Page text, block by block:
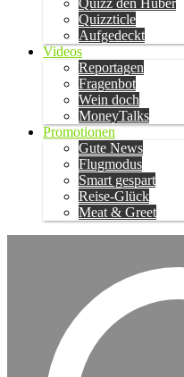
Quizz den Huber
Quizzticle
Aufgedeckt
Videos
Reportagen
Fragenbot
Wein doch
MoneyTalks
Promotionen
Gute News
Flugmodus
Smart gespart
Reise-Glück
Meat & Greet